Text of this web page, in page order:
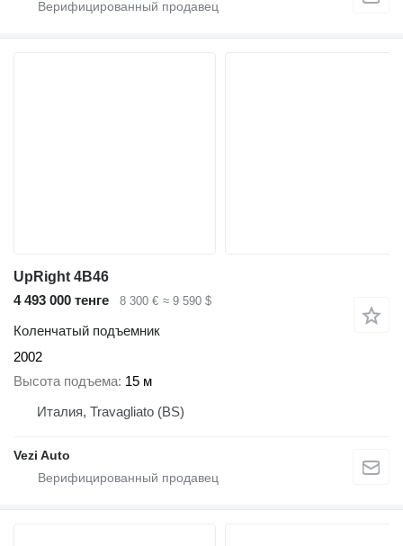
UpRight 4B46
4 493 000 тенге
8 300 € ≈ 9 590 $
Коленчатый подъемник
2002
Высота подъема 15 м
Италия, Travagliato (BS)
Vezi Auto